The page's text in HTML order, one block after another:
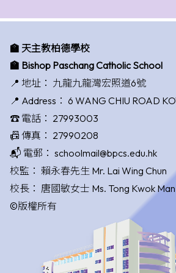
🏫 天主教柏德學校
🏫 Bishop Paschang Catholic School
📍 地址： 九龍九龍灣宏照道6號
📍 Address： 6 WANG CHIU ROAD
☎️ 電話： 27993003
📠 傳真： 27990208
📬 電郵： schoolmail@bpcs.edu.hk
校監： 賴永春先生 Mr. Lai Wing Chun
校長： 唐國敏女士 Ms. Tong Kwok Man
©版權所有